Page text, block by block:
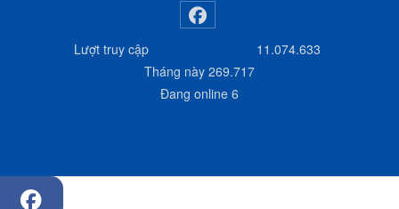
Lượt truy cập
Tháng này 269.717